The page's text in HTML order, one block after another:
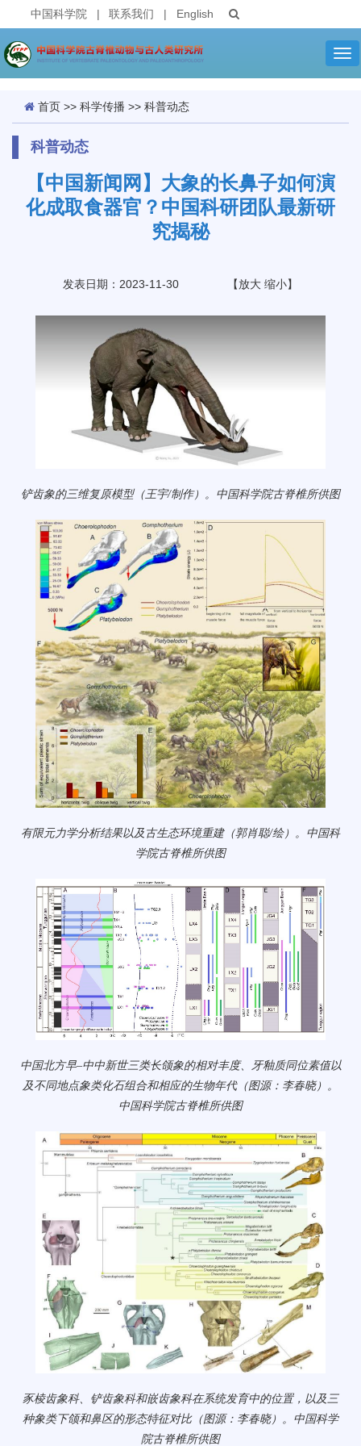
中国科学院 | 联系我们 | English
首页 >> 科学传播 >> 科普动态
科普动态
【中国新闻网】大象的长鼻子如何演
化成取食器官？中国科研团队最新研
究揭秘
发表日期：2023-11-30 【放大 缩小】
铲齿象的三维复原模型（王宇/制作）。中国科学院古脊椎所供图
有限元力学分析结果以及古生态环境重建（郭肖聪/绘）。中国科
学院古脊椎所供图
中国北方早–中中新世三类长颌象的相对丰度、牙釉质同位素值以
及不同地点象类化石组合和相应的生物年代（图源：李春晓）。
中国科学院古脊椎所供图
豕棱齿象科、铲齿象科和嵌齿象科在系统发育中的位置，以及三
种象类下颌和鼻区的形态特征对比（图源：李春晓）。中国科学
院古脊椎所供图